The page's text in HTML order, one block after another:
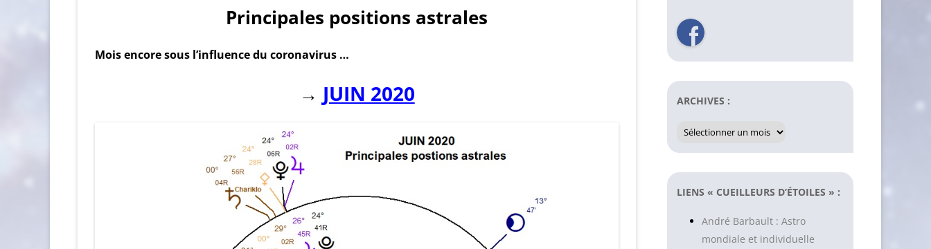
Principales positions astrales
Mois encore sous l’influence du coronavirus …
→ JUIN 2020 ARCHIVES :
Archives
LIENS « CUEILLEURS D’ÉTOILES » :
André Barbault : Astro
mondiale et individuelle